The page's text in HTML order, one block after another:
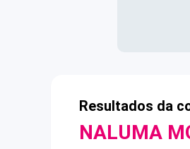
Resultados da
NALUMA